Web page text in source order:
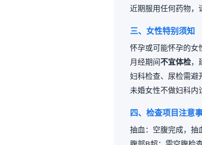
近期服用任何药物，
三、女性特别须知
怀孕或可能怀孕的女
月经期间不宜体检，
妇科检查、尿检需避
未婚女性不做妇科内
四、检查项目注意
抽血：空腹完成，抽